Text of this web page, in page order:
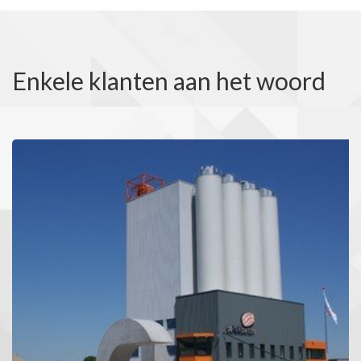
Enkele klanten aan het woord